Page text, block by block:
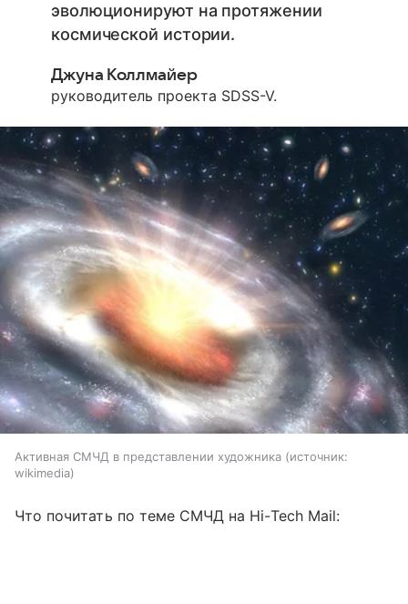
эволюционируют на протяжении
космической истории.
Джуна Коллмайер
руководитель проекта SDSS-V.
Активная СМЧД в представлении художника
источник:
wikimedia
Что почитать по теме СМЧД на Hi-Tech Mail: